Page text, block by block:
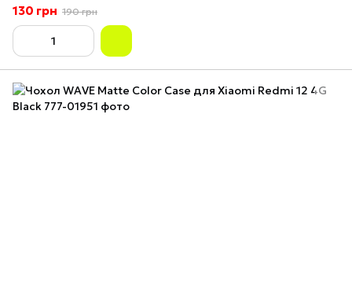
130 грн 190 грн